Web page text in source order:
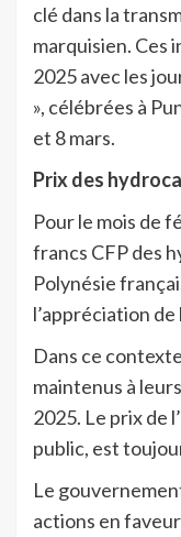
clé dans la
marquisien. Ces
2025 avec les
», célébrées à
et 8 mars.
Prix des
Pour le mois de
francs CFP des
Polynésie
l’appréciation
Dans ce
maintenus à
2025. Le prix de
public, est
Le
actions en